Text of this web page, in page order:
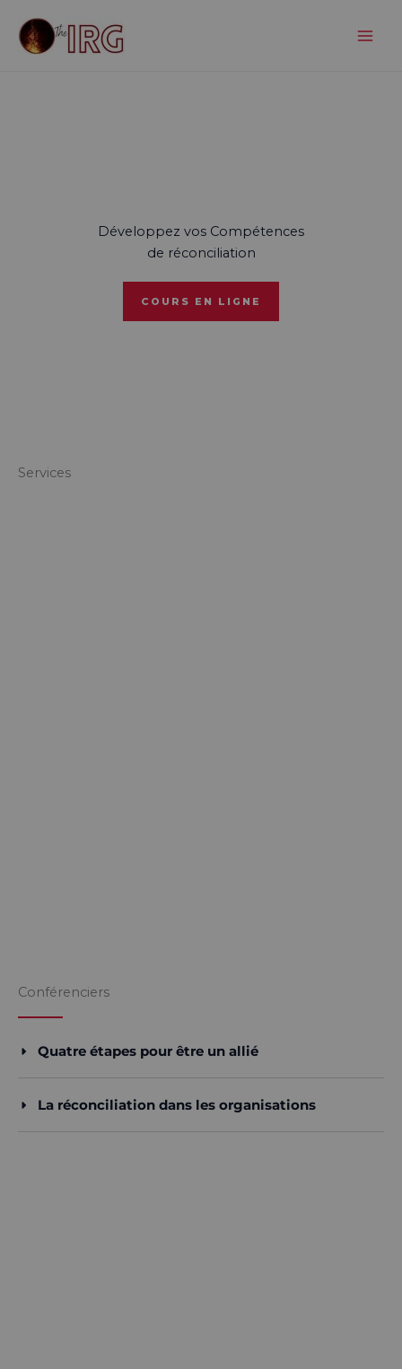
contenu
Développez vos Compétences
de réconciliation
COURS EN LIGNE
Services
Conférenciers
Quatre étapes pour être un allié
La réconciliation dans les organisations